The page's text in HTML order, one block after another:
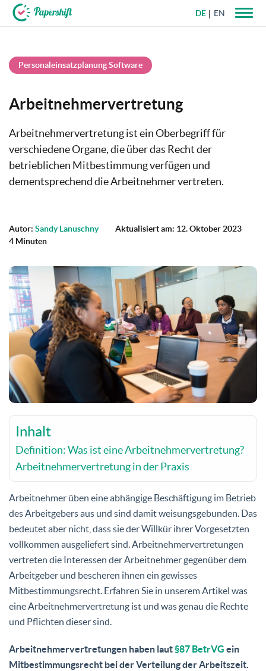
DE EN
Personaleinsatzplanung Software
Arbeitnehmervertretung
Arbeitnehmervertretung ist ein Oberbegriff für
verschiedene Organe, die über das Recht der
betrieblichen Mitbestimmung verfügen und
dementsprechend die Arbeitnehmer vertreten.
Autor: Sandy Lanuschny
Aktualisiert am: 12. Oktober 2023
4 Minuten
Inhalt
Definition: Was ist eine Arbeitnehmervertretung?
Arbeitnehmervertretung in der Praxis
Arbeitnehmer üben eine abhängige Beschäftigung im Betrieb
des Arbeitgebers aus und sind damit weisungsgebunden. Das
bedeutet aber nicht, dass sie der Willkür ihrer Vorgesetzten
vollkommen ausgeliefert sind. Arbeitnehmervertretungen
vertreten die Interessen der Arbeitnehmer gegenüber dem
Arbeitgeber und bescheren ihnen ein gewisses
Mitbestimmungsrecht. Erfahren Sie in unserem Artikel was
eine Arbeitnehmervertretung ist und was genau die Rechte
und Pflichten dieser sind.
Arbeitnehmervertretungen haben laut§87 BetrVG ein
Mitbestimmungsrecht bei der Verteilung der Arbeitszeit.